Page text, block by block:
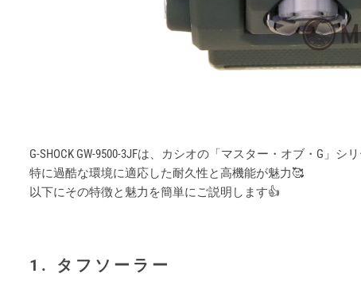
G-SHOCK GW-9500-3JFは、カシオの「マスター・オブ・G」
特に過酷な環境に適応した耐久性と高機能が魅力🥰
以下にその特徴と魅力を簡単にご説明します👍️
1. タフソーラー